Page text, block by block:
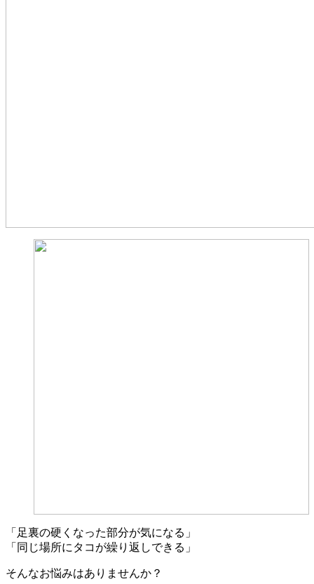
「足裏の硬くなった部分が気になる」
「同じ場所にタコが繰り返しできる」
そんなお悩みはありませんか？